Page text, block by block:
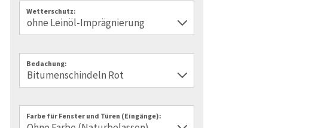
Wetterschutz:
Bedachung:
Farbe für Fenster und Türen (Eingänge):